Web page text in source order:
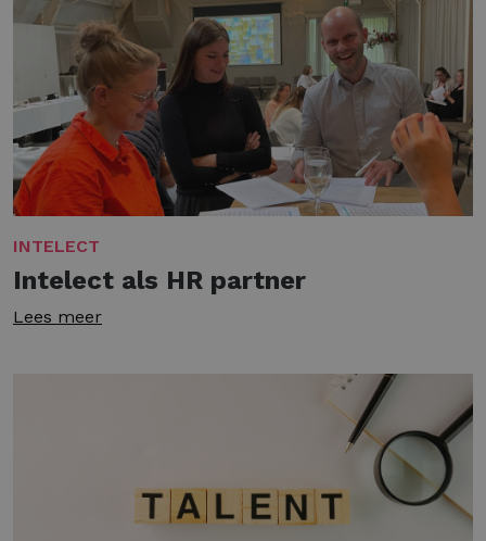
INTELECT
Intelect als HR partner
Lees meer